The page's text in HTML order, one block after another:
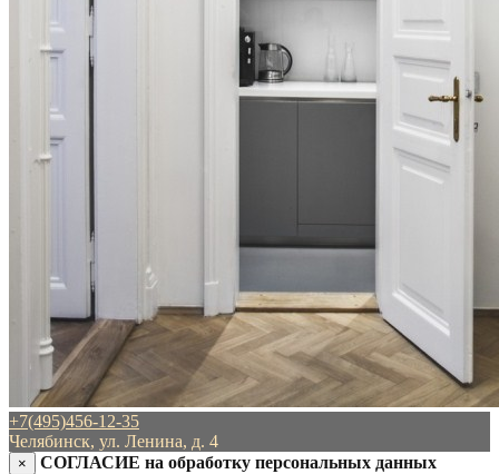
+7(495)456-12-35
Челябинск, ул. Ленина, д. 4
×
СОГЛАСИЕ на обработку персональных данных